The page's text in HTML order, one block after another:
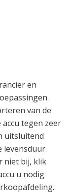
en
van de
tegen zeer
uitsluitend
levensduur.
niet bij, klik
u nodig